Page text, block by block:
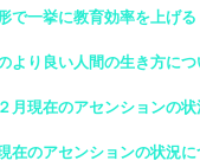
で一挙に教育効率を上げる
より良い人間の生き方に
月現在のアセンションの
在のアセンションの状況